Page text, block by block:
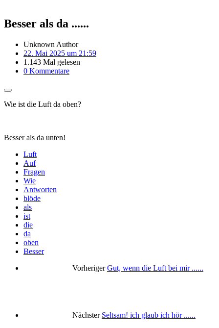
Besser als da ......
Unknown Author
22. Mai 2025 um 21:59
1.143 Mal gelesen
0 Kommentare
Wie ist die Luft da oben?
Besser als da unten!
Luft
Auf
Fragen
Wie
Antworten
blöde
als
ist
die
da
oben
Besser
Vorheriger Gut, wenn die Luft bei mir ......
Nächster Seltsam! ich glaub ich hör ......